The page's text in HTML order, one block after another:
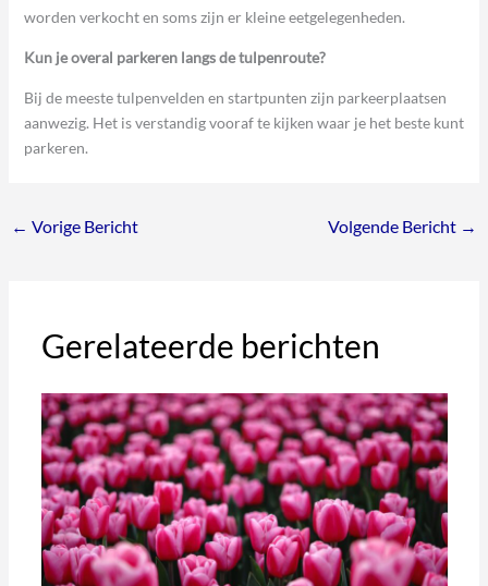
worden verkocht en soms zijn er kleine eetgelegenheden.
Kun je overal parkeren langs de tulpenroute?
Bij de meeste tulpenvelden en startpunten zijn parkeerplaatsen
aanwezig. Het is verstandig vooraf te kijken waar je het beste kunt
parkeren.
← Vorige Bericht Volgende Bericht →
Gerelateerde berichten